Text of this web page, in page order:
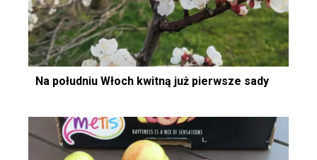
Na południu Włoch kwitną już pierwsze sady